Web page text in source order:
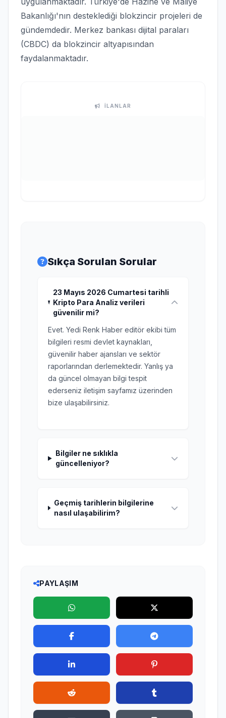
Bakanlığı'nın desteklediği blokzincir projeleri de
gündemdedir. Merkez bankası dijital paraları
(CBDC) da blokzincir altyapısından
faydalanmaktadır.
İLANLAR
Sıkça Sorulan Sorular
23 Mayıs 2026 Cumartesi tarihli
Kripto Para Analiz verileri
güvenilir mi?
Evet. Yedi Renk Haber editör ekibi tüm
bilgileri resmi devlet kaynakları,
güvenilir haber ajansları ve sektör
raporlarından derlemektedir. Yanlış ya
da güncel olmayan bilgi tespit
ederseniz iletişim sayfamız üzerinden
bize ulaşabilirsiniz.
Bilgiler ne sıklıkla
güncelleniyor?
Geçmiş tarihlerin bilgilerine
nasıl ulaşabilirim?
PAYLAŞIM